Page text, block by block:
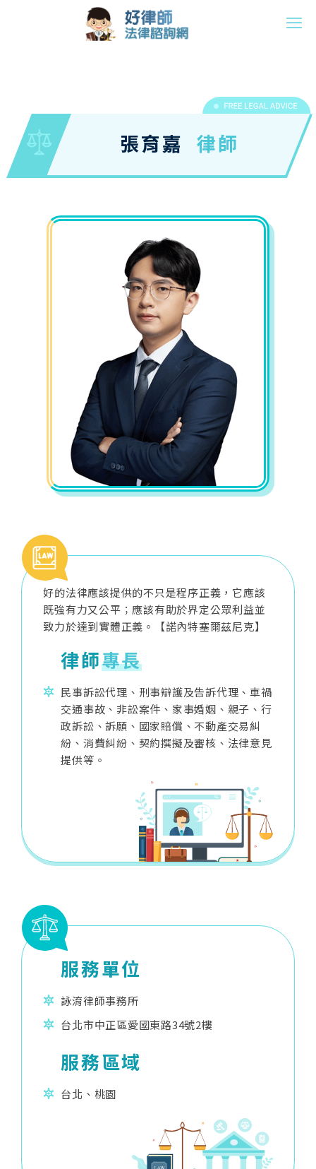
張育嘉 律師
好的法律應該提供的不只是程序正義，它應該
既強有力又公平；應該有助於界定公眾利益並
致力於達到實體正義。【諾內特塞爾茲尼克】
律師專長
民事訴訟代理、刑事辯護及告訴代理、車禍
交通事故、非訟案件、家事婚姻、親子、行
政訴訟、訴願、國家賠償、不動產交易糾
紛、消費糾紛、契約撰擬及審核、法律意見
提供等。
服務單位
詠淯律師事務所
台北市中正區愛國東路34號2樓
服務區域
台北、桃園